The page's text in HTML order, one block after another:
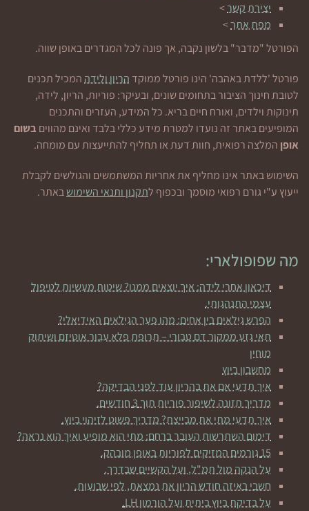
יצירת קשר>
מפת אתר>
הפורטל "מדבר" בלשון נקבה, אך פונה לכל המגדרים באופן שווה.
פורטל 'ללדת באהבה' הינו פורטל ממוקד הריון ולידההמכיל תכנים
לטובת חינוך הציבור בתחומים שונים, ובעיקר: פוריות, הריון, לידה,
תינוקות וילדים, ואורח חיים בריא. כל המידע, העזרים והתכנים
המופיעים באתר זה נועדו למטרת מידע כללי בלבד ואינם מהוויםבשום
אופן המלצה רפואית, חוות דעת או תחליף להתייעצות עם מומחה.
השימוש באתר אינו מחליף את אחריות המשתמשים והגולשים לקבלת
ייעוץ ע"י גורם רפואי מוסמך ובכפוף לתקנון ותנאי השימושבאתר.
מה שפופולארי:
דיכאון אחרי לידה: איך יוצאים ממנו? שיטות מעשיות לטיפול
עצמי התנהגותי.
הפרש גילאים בין אחים: מהו פער הגילאים האידיאלי?
תאי גזע ממקור דם טבורי – תרופת פלא עבור אוטיזם ושיתוק
מוחין
מחשבון ביוץ
איך תדעי אם את בהריון עוד לפני הבדיקה?
מדריך תזונה לשיפור פוריות תוך 3 חודשים.
איך תדעי מתי את מבייצת? מדריך פשוט לזיהוי ביוץ.
דימום השתרשות העובר ברחם: מתי הוא מופיע ואיך הוא נראה?
15 גורמים המזיקים לפוריות באופן מובהק.
על הנקה מול תמ"ל, ועל הקשיים שבדרך.
חשבי באיזה חודש הריון את נמצאת, לפי שבועות.
על בדיקת ביוץ ביתית ועל הורמון LH.